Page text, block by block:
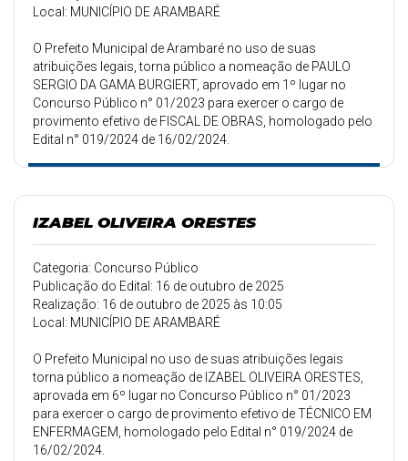
Local: MUNICÍPIO DE ARAMBARÉ
O Prefeito Municipal de Arambaré no uso de suas
atribuições legais, torna público a nomeação de PAULO
SERGIO DA GAMA BURGIERT, aprovado em 1º lugar no
Concurso Público n° 01/2023 para exercer o cargo de
provimento efetivo de FISCAL DE OBRAS, homologado pelo
Edital n° 019/2024 de 16/02/2024.
IZABEL OLIVEIRA ORESTES
Categoria: Concurso Público
Publicação do Edital: 16 de outubro de 2025
Realização: 16 de outubro de 2025 às 10:05
Local: MUNICÍPIO DE ARAMBARÉ
O Prefeito Municipal no uso de suas atribuições legais
torna público a nomeação de IZABEL OLIVEIRA ORESTES,
aprovada em 6º lugar no Concurso Público n° 01/2023
para exercer o cargo de provimento efetivo de TÉCNICO EM
ENFERMAGEM, homologado pelo Edital n° 019/2024 de
16/02/2024.